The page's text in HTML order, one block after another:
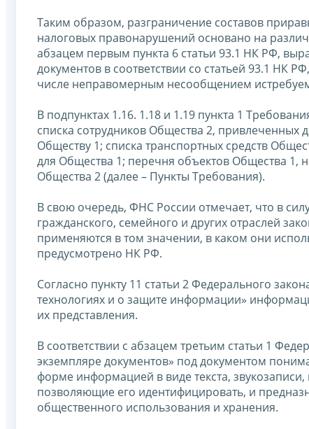
Таким образом, разграничение составов
налоговых правонарушений основано на
абзацем первым пункта 6 статьи 93.1 НК РФ,
документов в соответствии со статьей 93.1 НК
числе неправомерным несообщением
В подпунктах 1.16. 1.18 и 1.19 пункта 1
списка сотрудников Общества 2,
Обществу 1; списка транспортных средств
для Общества 1; перечня объектов Общества 1,
Общества 2 (далее – Пункты Требования).
В свою очередь, ФНС России отмечает, что в
гражданского, семейного и других отраслей
применяются в том значении, в каком они
предусмотрено НК РФ.
Согласно пункту 11 статьи 2 Федерального
технологиях и о защите информации»
их представления.
В соответствии с абзацем третьим статьи 1
экземпляре документов» под документом
форме информацией в виде текста,
позволяющие его идентифицировать, и
общественного использования и хранения.